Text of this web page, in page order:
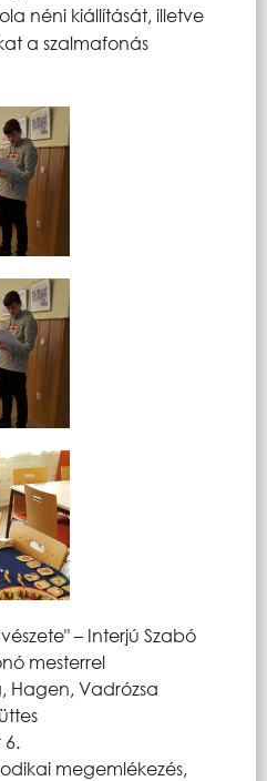
néni kiállítását, illetve
a szalmafonás
– Interjú Szabó
mesterrel
Hagen, Vadrózsa
6.
megemlékezés,